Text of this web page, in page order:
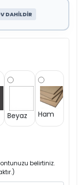
DAHİLDİR
Beyaz Ham
belirtiniz.